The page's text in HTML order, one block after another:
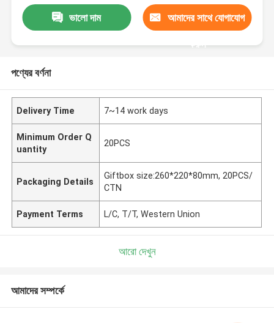
ভালো দাম আমাদের সাথে যোগাযোগ
করুন
পণ্যের বর্ণনা
Delivery Time 7~14 work days
Minimum Order Q
uantity
20PCS
Packaging Details
Giftbox size:260*220*80mm, 20PCS/
CTN
Payment Terms L/C, T/T, Western Union
আরো দেখুন
আমাদের সম্পর্কে